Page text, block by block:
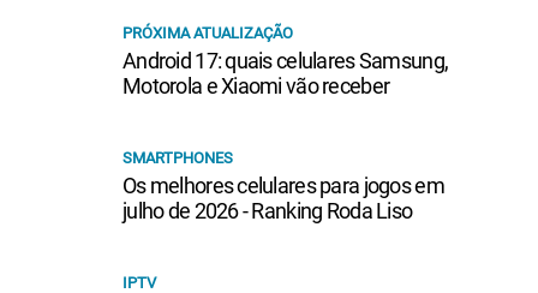
PRÓXIMA ATUALIZAÇÃO
Android 17: quais celulares Samsung,
Motorola e Xiaomi vão receber
SMARTPHONES
Os melhores celulares para jogos em
julho de 2026 - Ranking Roda Liso
IPTV